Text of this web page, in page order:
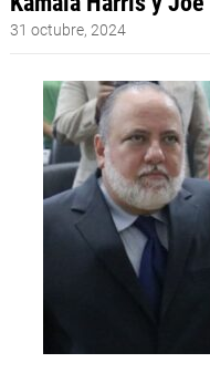
31 octubre, 2024